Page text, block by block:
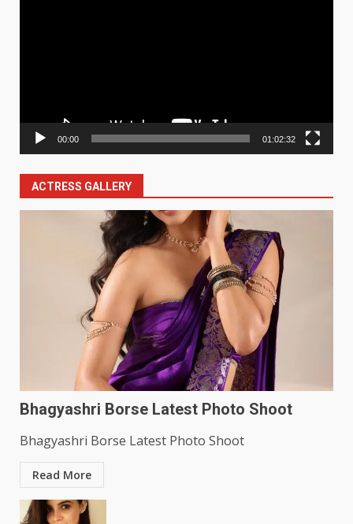
00:00 01:02:32
ACTRESS GALLERY
Bhagyashri Borse Latest Photo Shoot
Bhagyashri Borse Latest Photo Shoot
Read More